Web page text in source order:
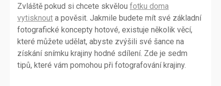
Zvláště pokud si chcete skvělou fotku doma
vytisknout a pověsit. Jakmile budete mít své základní
fotografické koncepty hotové, existuje několik věcí,
které můžete udělat, abyste zvýšili své šance na
získání snímku krajiny hodné sdílení. Zde je sedm
tipů, které vám pomohou při fotografování krajiny.